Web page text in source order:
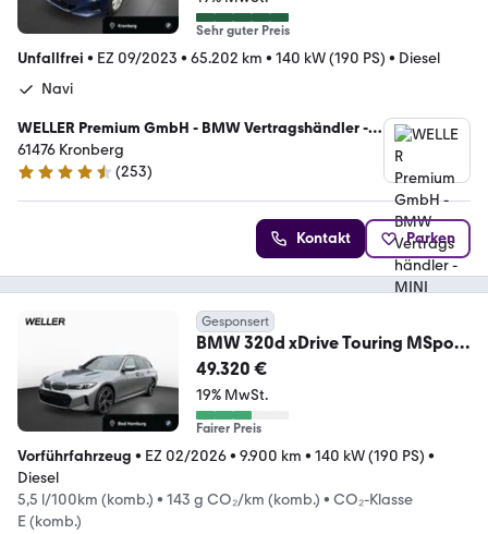
Sehr guter Preis
Unfallfrei • EZ 09/2023 • 65.202 km • 140 kW (190 PS) • Diesel
Navi
WELLER Premium GmbH - BMW Vertragshändler -
MINI Servicebetrieb
61476 Kronberg
4.6 Sterne
(253)
Kontakt Parken
Gesponsert
BMW 320d xDrive Touring MSport
ParkAss 18" Bluetooth
49.320 €
19% MwSt.
Fairer Preis
Vorführfahrzeug • EZ 02/2026• 9.900 km • 140 kW (190 PS) •
Diesel
5,5 l/100km (komb.) • 143 g CO₂/km (komb.) • CO₂-Klasse
E (komb.)